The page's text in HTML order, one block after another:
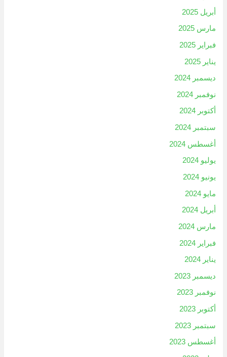
أبريل 2025
مارس 2025
فبراير 2025
يناير 2025
ديسمبر 2024
نوفمبر 2024
أكتوبر 2024
سبتمبر 2024
أغسطس 2024
يوليو 2024
يونيو 2024
مايو 2024
أبريل 2024
مارس 2024
فبراير 2024
يناير 2024
ديسمبر 2023
نوفمبر 2023
أكتوبر 2023
سبتمبر 2023
أغسطس 2023